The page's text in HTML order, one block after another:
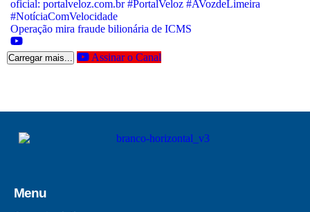
Operação mira fraude bilionária de ICMS
Carregar mais... Assinar o Canal
Menu